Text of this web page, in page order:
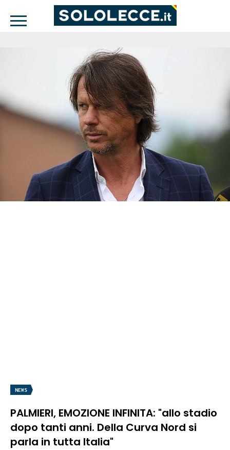
NEWS
PALMIERI, EMOZIONE INFINITA: "allo stadio
dopo tanti anni. Della Curva Nord si
parla in tutta Italia"